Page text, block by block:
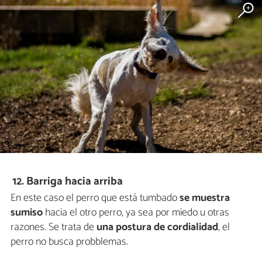
12. Barriga hacia arriba
En este caso el perro que está tumbadose muestra
sumisohacia el otro perro, ya sea por miedo u otras
razones. Se trata deuna postura de cordialidad, el
perro no busca probblemas.